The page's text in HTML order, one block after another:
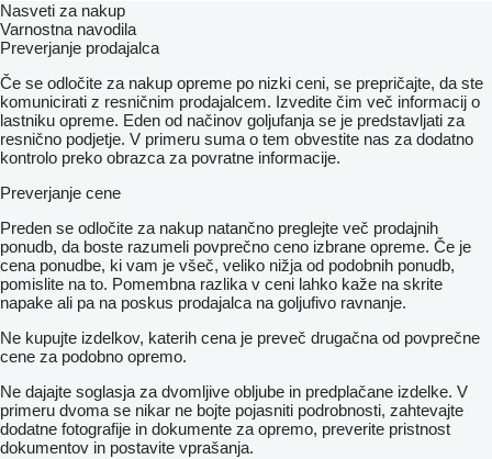
Nasveti za nakup
Varnostna navodila
Preverjanje prodajalca
Če se odločite za nakup opreme po nizki ceni, se prepričajte, da ste
komunicirati z resničnim prodajalcem. Izvedite čim več informacij o
lastniku opreme. Eden od načinov goljufanja se je predstavljati za
resnično podjetje. V primeru suma o tem obvestite nas za dodatno
kontrolo preko obrazca za povratne informacije.
Preverjanje cene
Preden se odločite za nakup natančno preglejte več prodajnih
ponudb, da boste razumeli povprečno ceno izbrane opreme. Če je
cena ponudbe, ki vam je všeč, veliko nižja od podobnih ponudb,
pomislite na to. Pomembna razlika v ceni lahko kaže na skrite
napake ali pa na poskus prodajalca na goljufivo ravnanje.
Ne kupujte izdelkov, katerih cena je preveč drugačna od povprečne
cene za podobno opremo.
Ne dajajte soglasja za dvomljive obljube in predplačane izdelke. V
primeru dvoma se nikar ne bojte pojasniti podrobnosti, zahtevajte
dodatne fotografije in dokumente za opremo, preverite pristnost
dokumentov in postavite vprašanja.